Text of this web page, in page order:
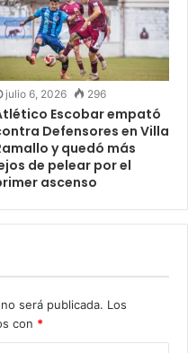
julio 6, 2026 296
Escobar empató
Defensores en Villa
y quedó más
de pelear por el
ascenso
será publicada. Los
con *